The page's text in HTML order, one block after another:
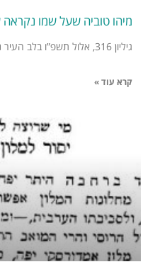
מיהו טוביה שעל שמו נקראה
גיליון 316, אלול תשפ”ו בלב העיר נחבאת אחת השכונות המרכיבות
קרא עוד »